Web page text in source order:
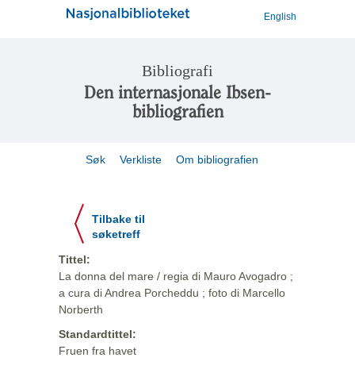
English
Bibliografi
Den internasjonale Ibsen-
bibliografien
Søk Verkliste Om bibliografien
Tilbake til
søketreff
Tittel:
La donna del mare / regia di Mauro Avogadro ;
a cura di Andrea Porcheddu ; foto di Marcello
Norberth
Standardtittel:
Fruen fra havet